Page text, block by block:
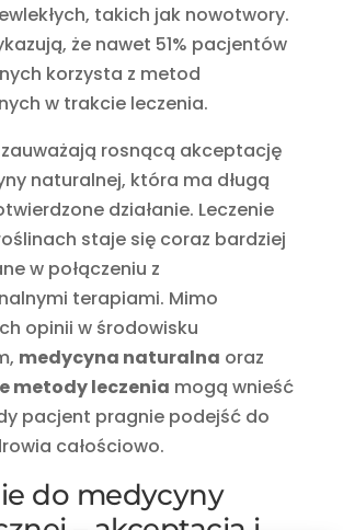
takich jak nowotwory.
że nawet 51% pacjentów
korzysta z metod
w trakcie leczenia.
rosnącą akceptację
naturalnej, która ma długą
działanie. Leczenie
staje się coraz bardziej
w połączeniu z
terapiami. Mimo
opinii w środowisku
medycyna naturalna oraz
metody leczenia mogą wnieść
pacjent pragnie podejść do
całościowo.
do medycyny